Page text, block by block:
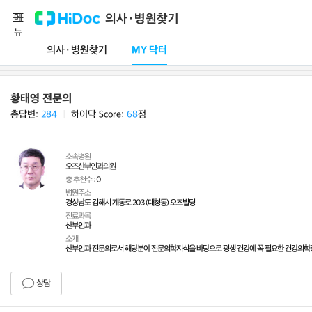
의사·병원찾기
의사·병원찾기 MY 닥터
메
뉴
황태영 전문의
총답변: 284 하이닥 Score: 68점
소속병원
오즈산부인과의원
총 추천수 :0
병원주소
경상남도 김해시 계동로 203 (대청동) 오즈빌딩
진료과목
산부인과
소개
산부인과 전문의로서 해당분야 전문의학지식을 바탕으로 평생 건강에 꼭 필요한 건강의
상담